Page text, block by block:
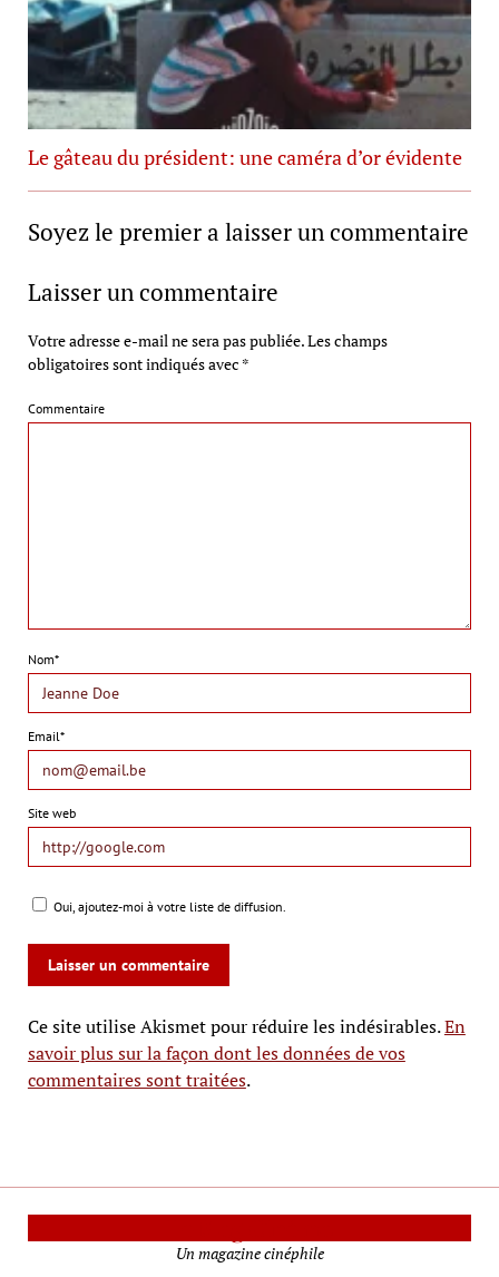
Le gâteau du président: une caméra d’or évidente
Soyez le premier a laisser un commentaire
Laisser un commentaire
Votre adresse e-mail ne sera pas publiée.Les champs
obligatoires sont indiqués avec *
Commentaire
Nom*
Email*
Site web
Oui, ajoutez-moi à votre liste de diffusion.
Ce site utilise Akismet pour réduire les indésirables.En
savoir plus sur la façon dont les données de vos
commentaires sont traitées.
Un magazine cinéphile